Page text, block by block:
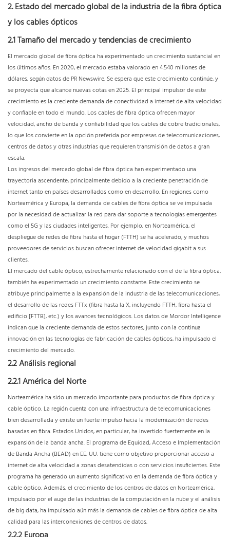
2. Estado del mercado global de la industria de la fibra óptica
y los cables ópticos
2.1 Tamaño del mercado y tendencias de crecimiento
El mercado global de fibra óptica ha experimentado un crecimiento sustancial en
los últimos años. En 2020, el mercado estaba valorado en 4.540 millones de
dólares, según datos de PR Newswire. Se espera que este crecimiento continúe, y
se proyecta que alcance nuevas cotas en 2025. El principal impulsor de este
crecimiento es la creciente demanda de conectividad a internet de alta velocidad
y confiable en todo el mundo. Los cables de fibra óptica ofrecen mayor
velocidad, ancho de banda y confiabilidad que los cables de cobre tradicionales,
lo que los convierte en la opción preferida por empresas de telecomunicaciones,
centros de datos y otras industrias que requieren transmisión de datos a gran
escala.
Los ingresos del mercado global de fibra óptica han experimentado una
trayectoria ascendente, principalmente debido a la creciente penetración de
internet tanto en países desarrollados como en desarrollo. En regiones como
Norteamérica y Europa, la demanda de cables de fibra óptica se ve impulsada
por la necesidad de actualizar la red para dar soporte a tecnologías emergentes
como el 5G y las ciudades inteligentes. Por ejemplo, en Norteamérica, el
despliegue de redes de fibra hasta el hogar (FTTH) se ha acelerado, y muchos
proveedores de servicios buscan ofrecer internet de velocidad gigabit a sus
clientes.
El mercado del cable óptico, estrechamente relacionado con el de la fibra óptica,
también ha experimentado un crecimiento constante. Este crecimiento se
atribuye principalmente a la expansión de la industria de las telecomunicaciones,
el desarrollo de las redes FTTx (fibra hasta la X, incluyendo FTTH, fibra hasta el
edificio [FTTB], etc.) y los avances tecnológicos. Los datos de Mordor Intelligence
indican que la creciente demanda de estos sectores, junto con la continua
innovación en las tecnologías de fabricación de cables ópticos, ha impulsado el
crecimiento del mercado.
2.2 Análisis regional
2.2.1 América del Norte
Norteamérica ha sido un mercado importante para productos de fibra óptica y
cable óptico. La región cuenta con una infraestructura de telecomunicaciones
bien desarrollada y existe un fuerte impulso hacia la modernización de redes
basadas en fibra. Estados Unidos, en particular, ha invertido fuertemente en la
expansión de la banda ancha. El programa de Equidad, Acceso e Implementación
de Banda Ancha (BEAD) en EE. UU. tiene como objetivo proporcionar acceso a
internet de alta velocidad a zonas desatendidas o con servicios insuficientes. Este
programa ha generado un aumento significativo en la demanda de fibra óptica y
cable óptico. Además, el crecimiento de los centros de datos en Norteamérica,
impulsado por el auge de las industrias de la computación en la nube y el análisis
de big data, ha impulsado aún más la demanda de cables de fibra óptica de alta
calidad para las interconexiones de centros de datos.